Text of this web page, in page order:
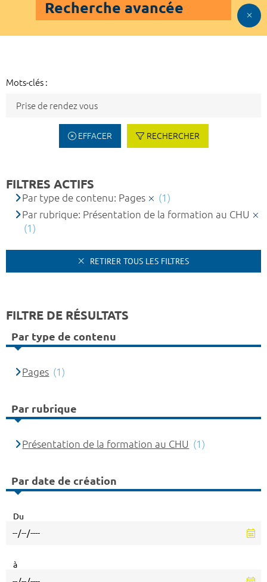
Recherche avancée
Mots-clés :
EFFACER RECHERCHER
FILTRES ACTIFS
Par type de contenu: Pages
(1)
Par rubrique: Présentation de la formation au CHU
(1)
RETIRER TOUS LES FILTRES
FILTRE DE RÉSULTATS
Par type de contenu
Pages (1)
Par rubrique
Présentation de la formation au CHU (1)
Par date de création
Du
à